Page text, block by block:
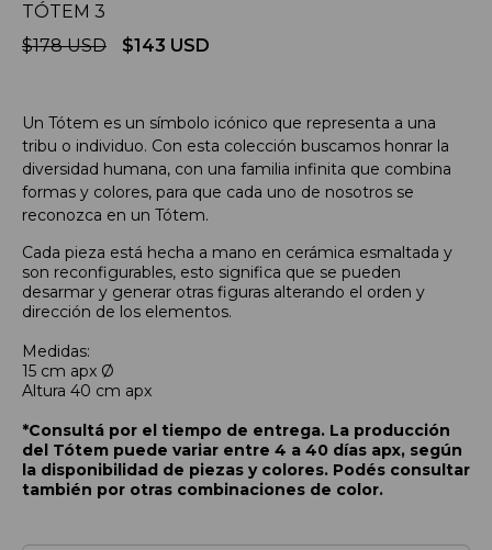
TÓTEM 3
$178 USD
$143 USD
Un Tótem es un símbolo icónico que representa a una
tribu o individuo. Con esta colección buscamos honrar la
diversidad humana, con una familia infinita que combina
formas y colores, para que cada uno de nosotros se
reconozca en un Tótem.
Cada pieza está hecha a mano en cerámica esmaltada y
son reconfigurables, esto significa que se pueden
desarmar y generar otras figuras alterando el orden y
dirección de los elementos.
Medidas:
15 cm apx Ø
Altura 40 cm apx
*Consultá por el tiempo de entrega. La producción
del Tótem puede variar entre 4 a 40 días apx, según
la disponibilidad de piezas y colores. Podés consultar
también por otras combinaciones de color.